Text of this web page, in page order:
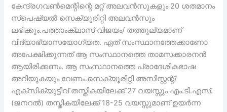
കേന്ദ്രഗവൺമെന്റിന്റെ മറ്റ് അലവൻസുകളും 20 ശതമാനം
സ്‌പെഷ്യൽ സെക്യൂരിറ്റി അലവൻസും
ലഭിക്കും.പത്താംക്ലാസ് വിജയം/ തത്തുല്യമാണ്
വിദ്യാഭ്യാസയോഗ്യത. ഏത് സംസ്ഥാനത്തേക്കാണോ
അപേക്ഷിക്കുന്നത് ആ സംസ്ഥാനത്തെ താമസക്കാരനൻ
ആയിരിക്കണം. ആ സംസ്ഥാനത്തെ പ്രാദേശികഭാഷ
അറിയുകയും വേണം.സെക്യൂരിറ്റി അസിസ്റ്റന്റ്/
എക്സിക്യുട്ടീവ് തസ്തികയിലേക്ക് 27 വയസ്സും എം.ടി.എസ്.
(ജനറൽ) തസ്തികയിലേക്ക് 18-25 വയസ്സുമാണ് ഉയർന്ന